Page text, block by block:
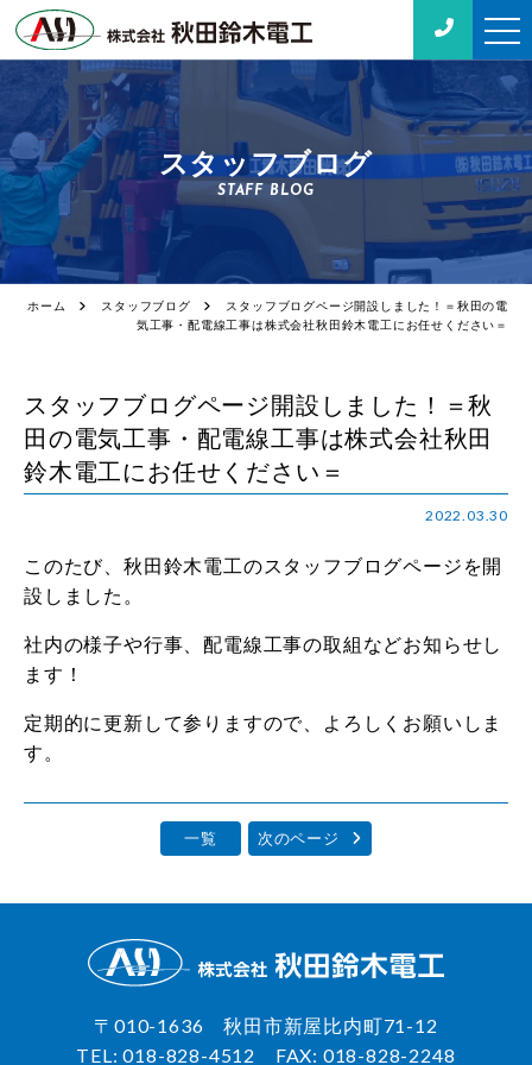
スタッフブログ
STAFF BLOG
ホーム スタッフブログ
スタッフブログページ開設しました！＝秋田の電
気工事・配電線工事は株式会社秋田鈴木電工にお任せください＝
スタッフブログページ開設しました！＝秋
田の電気工事・配電線工事は株式会社秋田
鈴木電工にお任せください＝
2022.03.30
このたび、秋田鈴木電工のスタッフブログページを開
設しました。
社内の様子や行事、配電線工事の取組などお知らせし
ます！
定期的に更新して参りますので、よろしくお願いしま
す。
一覧 次のページ
〒010-1636 秋田市新屋比内町71-12
TEL:018-828-4512 FAX: 018-828-2248